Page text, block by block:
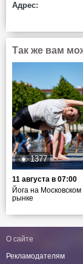
Адрес:
Так же вам
1377
11 августа в 07:00
Йога на Московском
рынке
О сайте
Рекламодателям